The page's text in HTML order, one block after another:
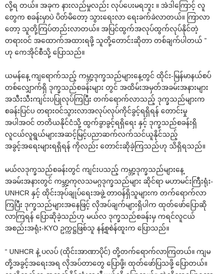
လို့ရ တယ်။ အခုက နားလည်မှုလည်း လုပ်ပေးမရဘူး ။ အဲဒါကြောင့် လူ
တွေက စခန်းမှာပဲ ပိတ်မိတော့ သွားရေးလာ ရေးခက်ခဲလာတယ်။ ကြာလာ
တော့ သူတို့ကြပ်တည်းလာတယ်။ အပြင်ထွက်အလုပ်ထွက်လုပ်နိုင်တဲ့
တရားဝင် အထောက်အထားရဖို့ သူတို့တောင်းဆိုတာ တစ်ချက်ပါတယ် ”
ဟု ကေအိုင်စီသို့ ပြောသည်။
ယမန်နေ့ ကျရောက်သည့် ကမ္ဘာ့ဒုက္ခသည်များနေ့တွင် ထိုင်း-မြန်မာနယ်စပ်
တစ်လျှောက်ရှိ ဒုက္ခသည်စခန်းများ တွင် အထိမ်းအမှတ်အခမ်းအနားများ
အသီးသီးကျင်းပပြုလုပ်ကြပြီး တက်ရောက်လာသည့် ဒုက္ခသည်များက
စခန်းပြင်ပ တရားဝင်သွားလာအလုပ်လုပ်ကိုင်ခွင့်ရရှိရန် တောင်းမှု
အပါအဝင် တတိယနိုင်ငံသို့ ထွက်ခွာခွင့်ရရှိရေး နှင့် ဒုက္ခသည်စခန်းရှိ
လူငယ်လူရွယ်များအဆင့်မြင့်ပညာဆက်လက်သင်ယူနိုင်သည့်
အခွင့်အရေးများရရှိရန် ကိုလည်း တောင်းဆိုခဲ့ကြသည်ဟု သိရှိရသည်။
မယ်လဒုက္ခသည်စခန်းတွင် ကျင်းပသည့် ကမ္ဘာ့ဒုက္ခသည်များနေ့
အခမ်းအနားတွင် ကမ္ဘာ့ကုလသမဂ္ဂဒုက္ခသည်များ ဆိုင်ရာ မဟာမင်းကြီးရုံး-
UNHCR နှင့် ထိုင်းအုပ်ချုပ်ရေးအဖွဲ့ တာဝန်ရှိသူများက တက်ရောက်လာ
ကြပြီး ဒုက္ခသည်များအနေဖြင့် လိုအပ်ချက်များရှိပါက ထုတ်ဖော်ပြောဆို
လာကြရန် ပြောဆိုခဲ့သည်ဟု မယ်လ ဒုက္ခသည်စခန်းမှ ကရင်လူငယ်
အစည်းအရုံး-KYO ဥက္ကဋ္ဌဖြစ်သူ နန့်စူစဲန်ထူးက ပြောသည်။
“ UNHCR နဲ့ ပလပ် (ထိုင်းအာဏာပိုင်) တို့တက်ရောက်လာကြတယ်။ ကျမ
တို့အခွင့်အရေးအရ လိုအပ်တာတွေ ပြောဖို့၊ ထုတ်ဖော်ပြသဖို့ ပြောတယ်။